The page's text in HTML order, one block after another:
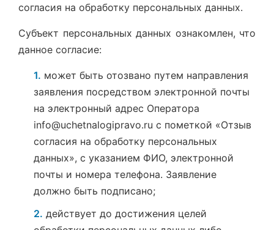
согласия на обработку персональных данных.
Субъект персональных данных ознакомлен, что
данное согласие:
1. может быть отозвано путем направления
заявления посредством электронной почты
на электронный адрес Оператора
info@uchetnalogipravo.ru с пометкой «Отзыв
согласия на обработку персональных
данных», с указанием ФИО, электронной
почты и номера телефона. Заявление
должно быть подписано;
2. действует до достижения целей